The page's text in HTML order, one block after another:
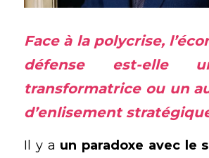
Face à la polycrise,
défense est-elle
transformatrice ou un
d’enlisement
Il y a un paradoxe avec le